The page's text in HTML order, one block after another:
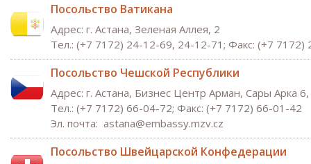
Посольство Ватикана
Адрес: г. Астана, Зеленая Аллея, 2
Тел.: (+7 7172) 24-12-69, 24-12-71; Факс: (+7 7172)
Посольство Чешской Республики
Адрес: г. Астана, Бизнес Центр Арман, Сары Арка
Тел.: (+7 7172) 66-04-72; Факс: (+7 7172) 66-01-42
Эл. почта: astana@embassy.mzv.cz
Посольство Швейцарской Конфедерации